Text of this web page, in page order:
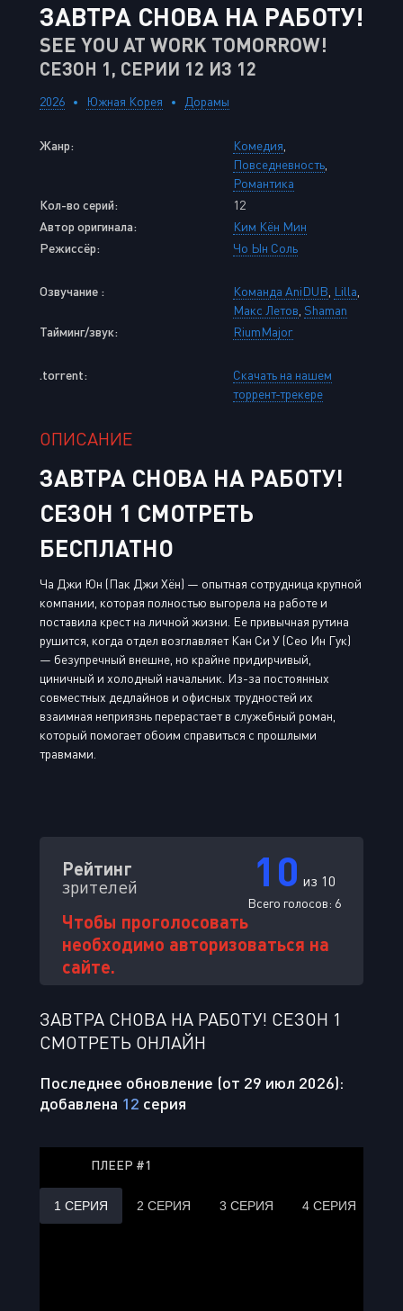
ЗАВТРА СНОВА НА РАБОТУ!
SEE YOU AT WORK TOMORROW!
СЕЗОН 1, СЕРИИ 12 ИЗ 12
2026 Южная Корея Дорамы
Жанр: Комедия
Повседневность
Романтика
Кол-во серий:
12
Автор оригинала:
Ким Кён Мин
Режиссёр:
Чо Ын Соль
Озвучание : Команда AniDUB Lilla
Макс Летов Shaman
Тайминг/звук:
RiumMajor
.torrent:
Скачать на нашем
торрент-трекере
ОПИСАНИЕ
ЗАВТРА СНОВА НА РАБОТУ!
СЕЗОН 1 СМОТРЕТЬ
БЕСПЛАТНО
Ча Джи Юн (Пак Джи Хён) — опытная сотрудница крупной
компании, которая полностью выгорела на работе и
поставила крест на личной жизни. Ее привычная рутина
рушится, когда отдел возглавляет Кан Си У (Сео Ин Гук)
— безупречный внешне, но крайне придирчивый,
циничный и холодный начальник. Из-за постоянных
совместных дедлайнов и офисных трудностей их
взаимная неприязнь перерастает в служебный роман,
который помогает обоим справиться с прошлыми
травмами.
Рейтинг
зрителей 10 из 10
Всего голосов: 6
Чтобы проголосовать
необходимо авторизоваться на
сайте.
ЗАВТРА СНОВА НА РАБОТУ! СЕЗОН 1
СМОТРЕТЬ ОНЛАЙН
Последнее обновление (от 29 июл 2026):
добавлена 12 серия
ПЛЕЕР #1